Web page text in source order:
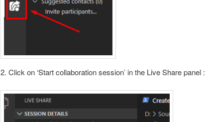
2. Click on ‘Start collaboration session’ in the Live Share panel :